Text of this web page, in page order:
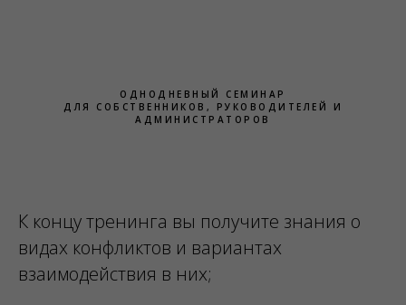
ОДНОДНЕВНЫЙ СЕМИНАР
ДЛЯ СОБСТВЕННИКОВ, РУКОВОДИТЕЛЕЙ И
АДМИНИСТРАТОРОВ
К концу тренинга вы получите знания о
видах конфликтов и вариантах
взаимодействия в них;